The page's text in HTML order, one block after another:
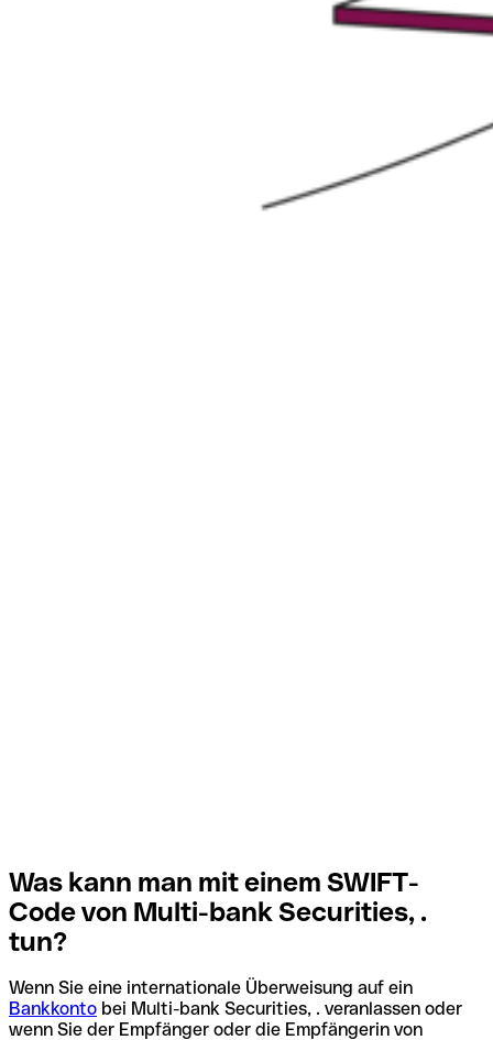
Was kann man mit einem SWIFT-
Code von Multi-bank Securities, .
tun?
Wenn Sie eine internationale Überweisung auf ein
Bankkonto bei Multi-bank Securities, . veranlassen oder
wenn Sie der Empfänger oder die Empfängerin von